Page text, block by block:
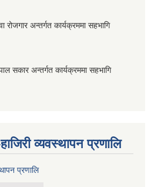
रोजगार अन्तर्गत कार्यक्रममा सहभागि
सकार अन्तर्गत कार्यक्रममा सहभागि
व्यवस्थापन प्रणालि
प्रणालि